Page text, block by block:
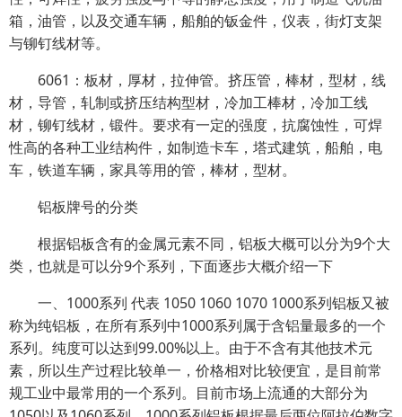
箱，油管，以及交通车辆，船舶的钣金件，仪表，街灯支架
与铆钉线材等。
6061：板材，厚材，拉伸管。挤压管，棒材，型材，线
材，导管，轧制或挤压结构型材，冷加工棒材，冷加工线
材，铆钉线材，锻件。要求有一定的强度，抗腐蚀性，可焊
性高的各种工业结构件，如制造卡车，塔式建筑，船舶，电
车，铁道车辆，家具等用的管，棒材，型材。
铝板牌号的分类
根据铝板含有的金属元素不同，铝板大概可以分为9个大
类，也就是可以分9个系列，下面逐步大概介绍一下
一、1000系列 代表 1050 1060 1070 1000系列铝板又被
称为纯铝板，在所有系列中1000系列属于含铝量最多的一个
系列。纯度可以达到99.00%以上。由于不含有其他技术元
素，所以生产过程比较单一，价格相对比较便宜，是目前常
规工业中最常用的一个系列。目前市场上流通的大部分为